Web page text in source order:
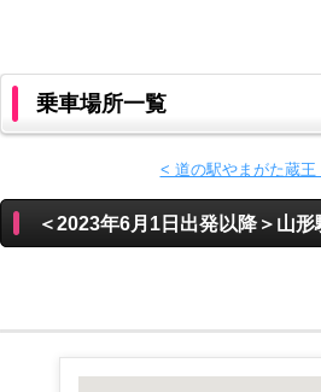
乗車場所一覧
< 道の駅やまがた蔵王
＜2023年6月1日出発以降＞山